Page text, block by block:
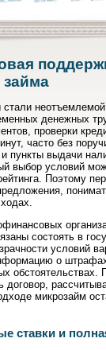
денежных
проверки
часто без
пункты выдачи
выбор условий
Поэтому
состоять в
условий
о штрафах
договор,
микрозайм
ставки и